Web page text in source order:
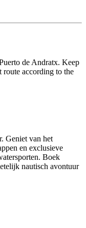
de Andratx. Keep
route according to the
Geniet van het
en exclusieve
Boek
nautisch avontuur